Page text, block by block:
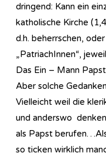
dringend: Kann ein
katholische Kirche
d.h. beherrschen,
„PatriachInnen“,
Das Ein – Mann
Aber solche
Vielleicht weil die
und anderswo
als Papst
so ticken wirklich